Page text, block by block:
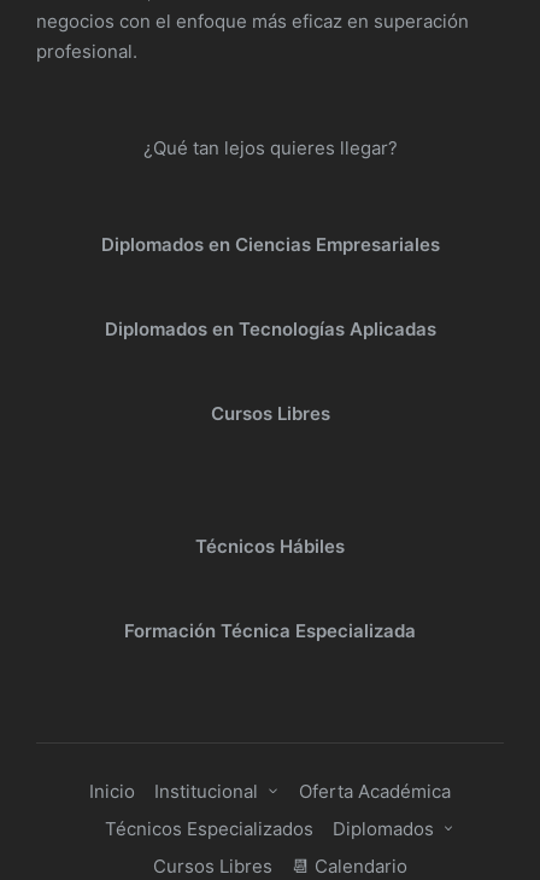
negocios con el enfoque más eficaz en superación
profesional.
¿Qué tan lejos quieres llegar?
Diplomados en Ciencias Empresariales
Diplomados en Tecnologías Aplicadas
Cursos Libres
Técnicos Hábiles
Formación Técnica Especializada
Inicio Institucional
Oferta Académica
Técnicos Especializados
Diplomados
Cursos Libres
📆 Calendario